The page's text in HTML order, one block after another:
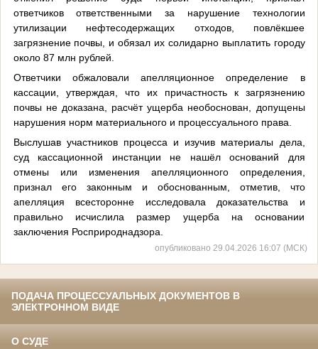
ответчиков ответственными за нарушение технологии
утилизации нефтесодержащих отходов, повлёкшее
загрязнение почвы, и обязал их солидарно выплатить городу
около 87 млн рублей.
Ответчики обжаловали апелляционное определение в
кассации, утверждая, что их причастность к загрязнению
почвы не доказана, расчёт ущерба необоснован, допущены
нарушения норм материального и процессуального права.
Выслушав участников процесса и изучив материалы дела,
суд кассационной инстанции не нашёл оснований для
отмены или изменения апелляционного определения,
признал его законным и обоснованным, отметив, что
апелляция всесторонне исследовала доказательства и
правильно исчислила размер ущерба на основании
заключения Росприроднадзора.
опубликовано 29.04.2026 16:07 (МСК)
ПОДАЧА ПРОЦЕССУАЛЬНЫХ ДОКУМЕНТОВ В
ЭЛЕКТРОННОМ ВИДЕ
О СУДЕ